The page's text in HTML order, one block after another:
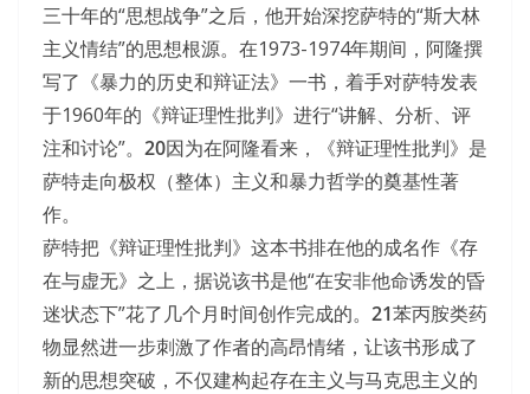
三十年的“思想战争”之后，他开始深挖萨特的“斯大林
主义情结”的思想根源。在1973-1974年期间，阿隆撰
写了《暴力的历史和辩证法》一书，着手对萨特发表
于1960年的《辩证理性批判》进行“讲解、分析、评
注和讨论”。 20因为在阿隆看来，《辩证理性批判》是
萨特走向极权（整体）主义和暴力哲学的奠基性著
作。
萨特把《辩证理性批判》这本书排在他的成名作《存
在与虚无》之上，据说该书是他“在安非他命诱发的昏
迷状态下”花了几个月时间创作完成的。 21苯丙胺类药
物显然进一步刺激了作者的高昂情绪，让该书形成了
新的思想突破，不仅建构起存在主义与马克思主义的